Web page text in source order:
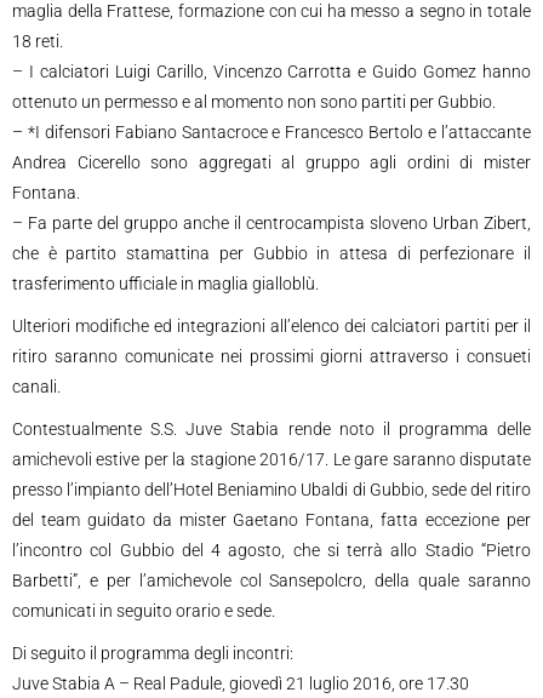
maglia della Frattese, formazione con cui ha messo a segno in totale
18 reti.
– I calciatori Luigi Carillo, Vincenzo Carrotta e Guido Gomez hanno
ottenuto un permesso e al momento non sono partiti per Gubbio.
– *I difensori Fabiano Santacroce e Francesco Bertolo e l’attaccante
Andrea Cicerello sono aggregati al gruppo agli ordini di mister
Fontana.
– Fa parte del gruppo anche il centrocampista sloveno Urban Zibert,
che è partito stamattina per Gubbio in attesa di perfezionare il
trasferimento ufficiale in maglia gialloblù.
Ulteriori modifiche ed integrazioni all’elenco dei calciatori partiti per il
ritiro saranno comunicate nei prossimi giorni attraverso i consueti
canali.
Contestualmente S.S. Juve Stabia rende noto il programma delle
amichevoli estive per la stagione 2016/17. Le gare saranno disputate
presso l’impianto dell’Hotel Beniamino Ubaldi di Gubbio, sede del ritiro
del team guidato da mister Gaetano Fontana, fatta eccezione per
l’incontro col Gubbio del 4 agosto, che si terrà allo Stadio “Pietro
Barbetti”, e per l’amichevole col Sansepolcro, della quale saranno
comunicati in seguito orario e sede.
Di seguito il programma degli incontri:
Juve Stabia A – Real Padule, giovedì 21 luglio 2016, ore 17.30